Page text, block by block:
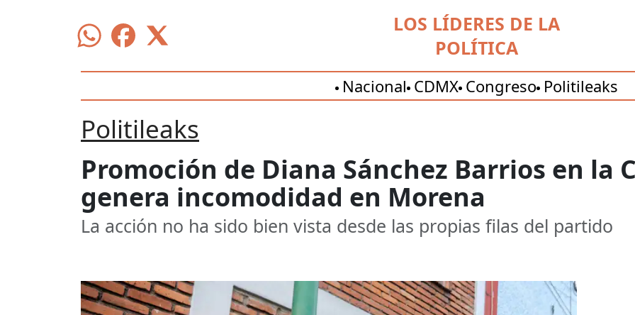
LOS LÍDERES DE LA
POLÍTICA
Nacional CDMX Congreso Politileaks
Politileaks
Promoción de Diana Sánchez Barrios en la
genera incomodidad en Morena
La acción no ha sido bien vista desde las propias filas del partido